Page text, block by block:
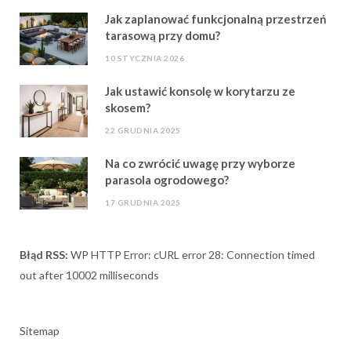
Jak zaplanować funkcjonalną przestrzeń
tarasową przy domu?
10 STYCZNIA 2026
Jak ustawić konsolę w korytarzu ze
skosem?
22 GRUDNIA 2025
Na co zwrócić uwagę przy wyborze
parasola ogrodowego?
17 GRUDNIA 2025
Błąd RSS: WP HTTP Error: cURL error 28: Connection timed
out after 10002 milliseconds
Sitemap